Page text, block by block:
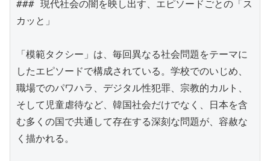
### 現代社会の闇を映し出す、エピソードごとの「ス
カッと」
「模範タクシー」は、毎回異なる社会問題をテーマに
したエピソードで構成されている。学校でのいじめ、
職場でのパワハラ、デジタル性犯罪、宗教的カルト、
そして児童虐待など、韓国社会だけでなく、日本を含
む多くの国で共通して存在する深刻な問題が、容赦な
く描かれる。